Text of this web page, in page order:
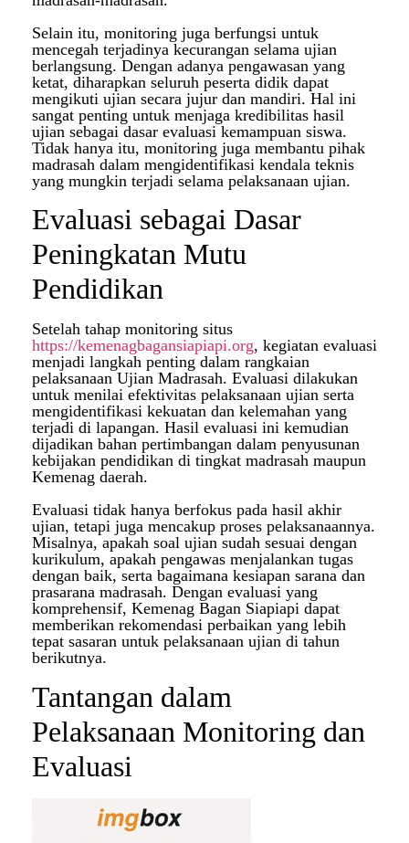
Selain itu, monitoring juga berfungsi untuk
mencegah terjadinya kecurangan selama ujian
berlangsung. Dengan adanya pengawasan yang
ketat, diharapkan seluruh peserta didik dapat
mengikuti ujian secara jujur dan mandiri. Hal ini
sangat penting untuk menjaga kredibilitas hasil
ujian sebagai dasar evaluasi kemampuan siswa.
Tidak hanya itu, monitoring juga membantu pihak
madrasah dalam mengidentifikasi kendala teknis
yang mungkin terjadi selama pelaksanaan ujian.
Evaluasi sebagai Dasar
Peningkatan Mutu
Pendidikan
Setelah tahap monitoring situs
https://kemenagbagansiapiapi.org, kegiatan evaluasi
menjadi langkah penting dalam rangkaian
pelaksanaan Ujian Madrasah. Evaluasi dilakukan
untuk menilai efektivitas pelaksanaan ujian serta
mengidentifikasi kekuatan dan kelemahan yang
terjadi di lapangan. Hasil evaluasi ini kemudian
dijadikan bahan pertimbangan dalam penyusunan
kebijakan pendidikan di tingkat madrasah maupun
Kemenag daerah.
Evaluasi tidak hanya berfokus pada hasil akhir
ujian, tetapi juga mencakup proses pelaksanaannya.
Misalnya, apakah soal ujian sudah sesuai dengan
kurikulum, apakah pengawas menjalankan tugas
dengan baik, serta bagaimana kesiapan sarana dan
prasarana madrasah. Dengan evaluasi yang
komprehensif, Kemenag Bagan Siapiapi dapat
memberikan rekomendasi perbaikan yang lebih
tepat sasaran untuk pelaksanaan ujian di tahun
berikutnya.
Tantangan dalam
Pelaksanaan Monitoring dan
Evaluasi